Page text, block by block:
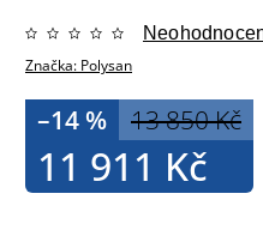
Značka: Polysan
13 850 Kč
–14 %
11 911 Kč